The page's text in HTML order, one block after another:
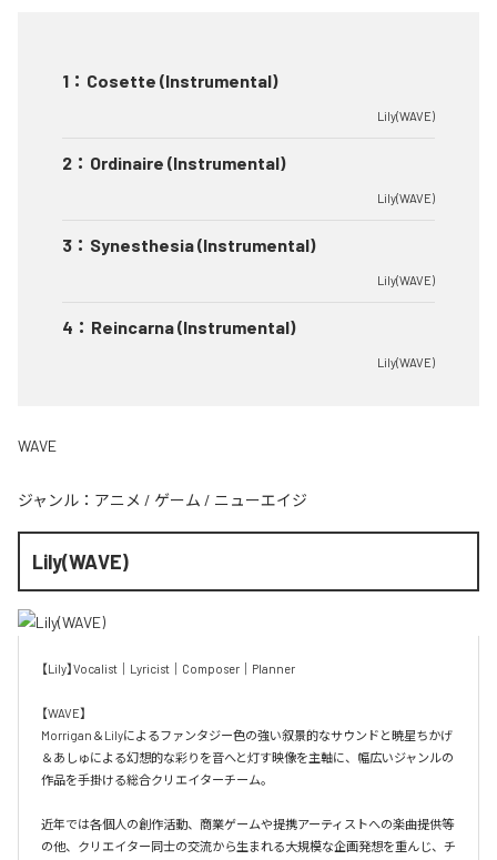
1 ： Cosette (Instrumental)
Lily(WAVE)
2 ： Ordinaire (Instrumental)
Lily(WAVE)
3 ： Synesthesia (Instrumental)
Lily(WAVE)
4 ： Reincarna (Instrumental)
Lily(WAVE)
WAVE
ジャンル： アニメ / ゲーム / ニューエイジ
Lily(WAVE)
【Lily】Vocalist｜Lyricist｜Composer｜Planner
【WAVE】
Morrigan＆Lilyによるファンタジー色の強い叙景的なサウンドと暁星ちかげ
＆あしゅによる幻想的な彩りを音へと灯す映像を主軸に、幅広いジャンルの
作品を手掛ける総合クリエイターチーム。
近年では各個人の創作活動、商業ゲームや提携アーティストへの楽曲提供等
の他、クリエイター同士の交流から生まれる大規模な企画発想を重んじ、チ